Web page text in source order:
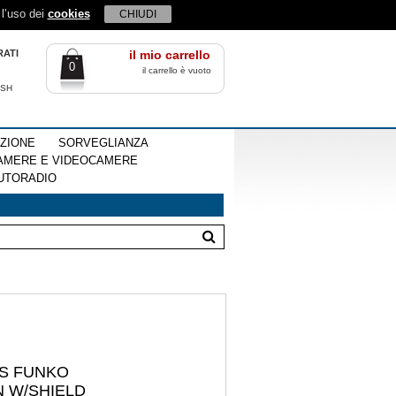
dei cookies CHIUDI
il mio carrello
0 il carrello è vuoto
SORVEGLIANZA
E VIDEOCAMERE
FUNKO
W/SHIELD